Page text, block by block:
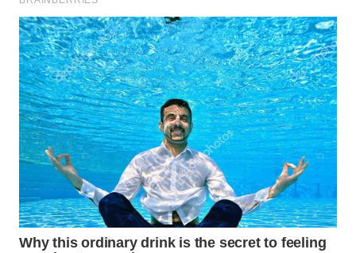
TANI
WAHANA
ADVOKAT
WAHANA
INFRASTRUKTUR
WAHANA
KONSUMEN
WAHANA